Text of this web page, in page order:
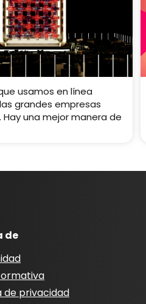
usamos en línea
grandes empresas
una mejor manera de
de
de privacidad